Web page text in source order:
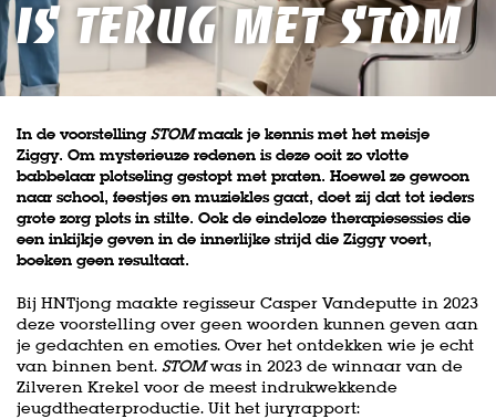
is terug met STOM
In de voorstelling STOMmaak je kennis met het meisje
Ziggy. Om mysterieuze redenen is deze ooit zo vlotte
babbelaar plotseling gestopt met praten. Hoewel ze gewoon
naar school, feestjes en muziekles gaat, doet zij dat tot ieders
grote zorg plots in stilte. Ook de eindeloze therapiesessies die
een inkijkje geven in de innerlijke strijd die Ziggy voert,
boeken geen resultaat.
Bij HNTjong maakte regisseur Casper Vandeputte in 2023
deze voorstelling over geen woorden kunnen geven aan
je gedachten en emoties. Over het ontdekken wie je echt
van binnen bent. STOMwas in 2023 de winnaar van de
Zilveren Krekel voor de meest indrukwekkende
jeugdtheaterproductie. Uit het juryrapport: